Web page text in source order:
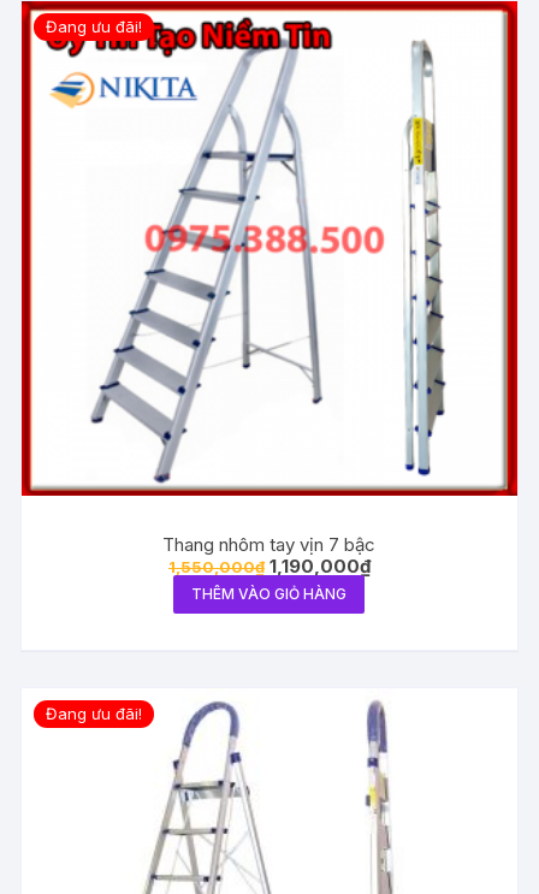
Đang ưu đãi!
Thang nhôm tay vịn 7 bậc
1,550,000₫ 1,190,000₫
THÊM VÀO GIỎ HÀNG
Đang ưu đãi!